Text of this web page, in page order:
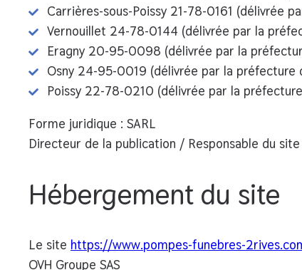
Carrières-sous-Poissy 21-78-0161 (délivrée
Vernouillet 24-78-0144 (délivrée par la
Eragny 20-95-0098 (délivrée par la
Osny 24-95-0019 (délivrée par la préfecture
Poissy 22-78-0210 (délivrée par la
Forme juridique : SARL
Directeur de la publication / Responsable du site
Hébergement du site
Le site https://www.pompes-funebres-
OVH Groupe SAS